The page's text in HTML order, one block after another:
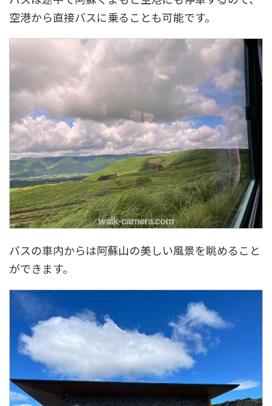
空港から直接バスに乗ることも可能です。
バスの車内からは阿蘇山の美しい風景を眺めること
ができます。